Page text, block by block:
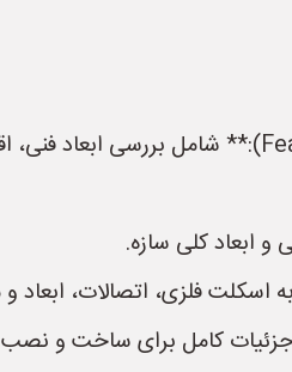
ابعاد کلی سازه.
فلزی، اتصالات،
کامل برای ساخت و